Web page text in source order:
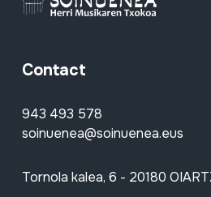
Contact
943 493 578
soinuenea@soinuenea.eus
Tornola kalea, 6 - 20180